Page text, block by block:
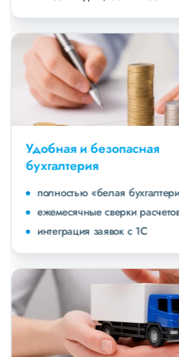
Удобная и безопасная
бухгалтерия
полностью «белая
ежемесячные сверки
интеграция заявок с 1С